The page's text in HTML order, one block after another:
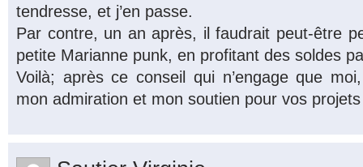
tendresse, et j’en passe.
Par contre, un an après, il faudrait peut-être
petite Marianne punk, en profitant des soldes
Voilà; après ce conseil qui n’engage que
mon admiration et mon soutien pour vos